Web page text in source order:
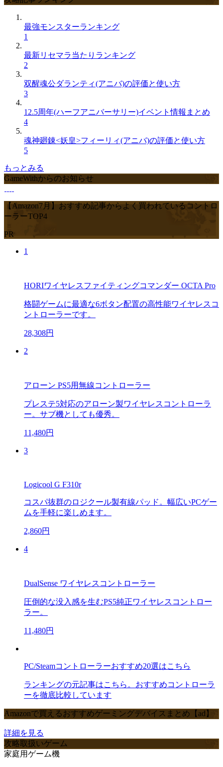
最強モンスターランキング
1
最新リセマラ当たりランキング
2
双醒魂公ダランティ(アニバ)の評価と使い方
3
12.5周年(ハーフアニバーサリー)イベント情報まとめ
4
魂神廻錬<妖皇>フィーリィ(アニバ)の評価と使い方
5
もっとみる
GameWithからのお知らせ
【Amazon7月】おすすめ記事からよく買われているコントロ
ーラーTOP4
PR
1
HORIワイヤレスファイティングコマンダー OCTA Pro
格闘ゲームに最適な6ボタン配置の高性能ワイヤレスコ
ントローラーです。
28,308円
2
アローン PS5用無線コントローラー
プレステ5対応のアローン製ワイヤレスコントローラ
ー。サブ機としても優秀。
11,480円
3
Logicool G F310r
コスパ抜群のロジクール製有線パッド。幅広いPCゲー
ムを手軽に楽しめます。
2,860円
4
DualSense ワイヤレスコントローラー
圧倒的な没入感を生むPS5純正ワイヤレスコントロー
ラー。
11,480円
PC/Steamコントローラーおすすめ20選はこちら
ランキングの元記事はこちら。おすすめコントローラ
ーを徹底比較しています
Amazonで買えるおすすめゲーミングデバイスまとめ【ad】
詳細を見る
攻略取扱いゲーム
家庭用ゲーム機